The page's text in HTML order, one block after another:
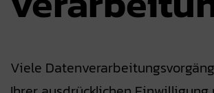
Viele